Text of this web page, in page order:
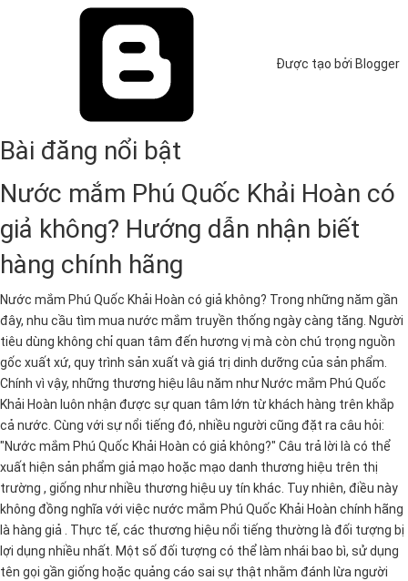
Được tạo bởi Blogger
Bài đăng nổi bật
Nước mắm Phú Quốc Khải Hoàn có
giả không? Hướng dẫn nhận biết
hàng chính hãng
Nước mắm Phú Quốc Khải Hoàn có giả không? Trong những năm gần
đây, nhu cầu tìm mua nước mắm truyền thống ngày càng tăng. Người
tiêu dùng không chỉ quan tâm đến hương vị mà còn chú trọng nguồn
gốc xuất xứ, quy trình sản xuất và giá trị dinh dưỡng của sản phẩm.
Chính vì vậy, những thương hiệu lâu năm như Nước mắm Phú Quốc
Khải Hoàn luôn nhận được sự quan tâm lớn từ khách hàng trên khắp
cả nước. Cùng với sự nổi tiếng đó, nhiều người cũng đặt ra câu hỏi:
"Nước mắm Phú Quốc Khải Hoàn có giả không?" Câu trả lời là có thể
xuất hiện sản phẩm giả mạo hoặc mạo danh thương hiệu trên thị
trường , giống như nhiều thương hiệu uy tín khác. Tuy nhiên, điều này
không đồng nghĩa với việc nước mắm Phú Quốc Khải Hoàn chính hãng
là hàng giả . Thực tế, các thương hiệu nổi tiếng thường là đối tượng bị
lợi dụng nhiều nhất. Một số đối tượng có thể làm nhái bao bì, sử dụng
tên gọi gần giống hoặc quảng cáo sai sự thật nhằm đánh lừa người